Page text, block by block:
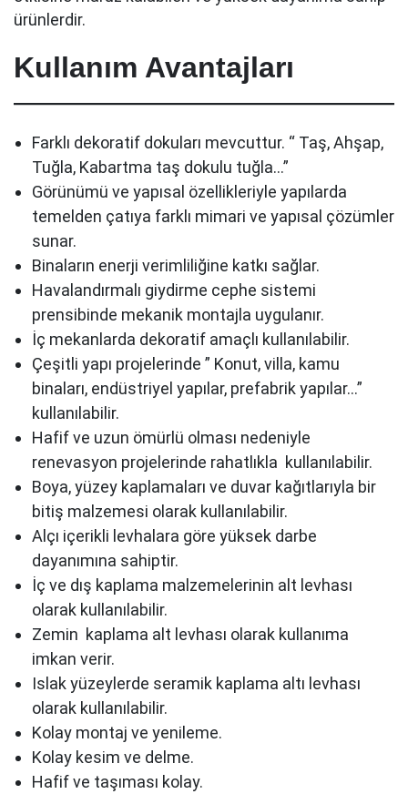
ürünlerdir.
Kullanım Avantajları
Farklı dekoratif dokuları mevcuttur. “ Taş, Ahşap,
Tuğla, Kabartma taş dokulu tuğla…”
Görünümü ve yapısal özellikleriyle yapılarda
temelden çatıya farklı mimari ve yapısal çözümler
sunar.
Binaların enerji verimliliğine katkı sağlar.
Havalandırmalı giydirme cephe sistemi
prensibinde mekanik montajla uygulanır.
İç mekanlarda dekoratif amaçlı kullanılabilir.
Çeşitli yapı projelerinde ” Konut, villa, kamu
binaları, endüstriyel yapılar, prefabrik yapılar…”
kullanılabilir.
Hafif ve uzun ömürlü olması nedeniyle
renevasyon projelerinde rahatlıkla kullanılabilir.
Boya, yüzey kaplamaları ve duvar kağıtlarıyla bir
bitiş malzemesi olarak kullanılabilir.
Alçı içerikli levhalara göre yüksek darbe
dayanımına sahiptir.
İç ve dış kaplama malzemelerinin alt levhası
olarak kullanılabilir.
Zemin kaplama alt levhası olarak kullanıma
imkan verir.
Islak yüzeylerde seramik kaplama altı levhası
olarak kullanılabilir.
Kolay montaj ve yenileme.
Kolay kesim ve delme.
Hafif ve taşıması kolay.